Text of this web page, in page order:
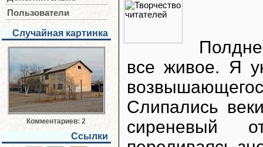
Пользователи
Случайная картинка
Комментариев: 2
Ссылки
все живое. Я
Слипались
сиреневый